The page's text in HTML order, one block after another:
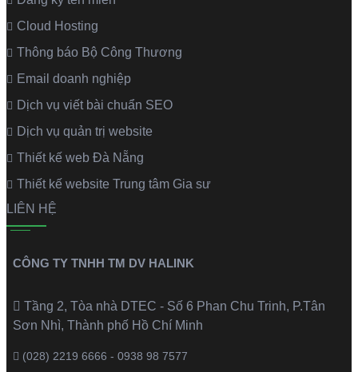
Cloud Hosting
Thông báo Bộ Công Thương
Email doanh nghiệp
Dịch vụ viết bài chuẩn SEO
Dịch vụ quản trị website
Thiết kế web Đà Nẵng
Thiết kế website Trung tâm Gia sư
LIÊN HỆ
CÔNG TY TNHH TM DV HALINK
Tầng 2, Tòa nhà DTEC - Số 6 Phan Chu Trinh, P.Tân
Sơn Nhì, Thành phố Hồ Chí Minh
(028) 2219 6666 - 0938 98 7577